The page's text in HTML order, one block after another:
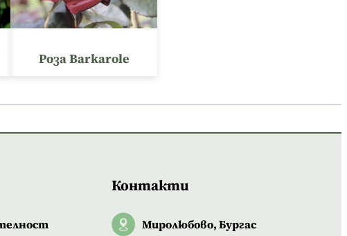
Роза Barkarole
Контакти
Миролюбово, Бургас